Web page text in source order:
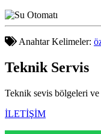
Anahtar Kelimeler:
Teknik Servis
Teknik sevis bölgeleri
İLETİŞİM